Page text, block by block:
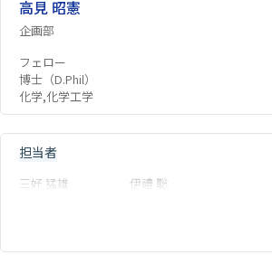
高見 昭憲
企画部
フェロー
博士（D.Phil）
化学,化学工学
担当者
三好 猛雄 伊禮 聡